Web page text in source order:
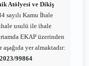
Atölyesi ve Dikiş
sayılı Kamu İhale
usulü ile ihale
EKAP üzerinden
yer almaktadır:
2023/99864